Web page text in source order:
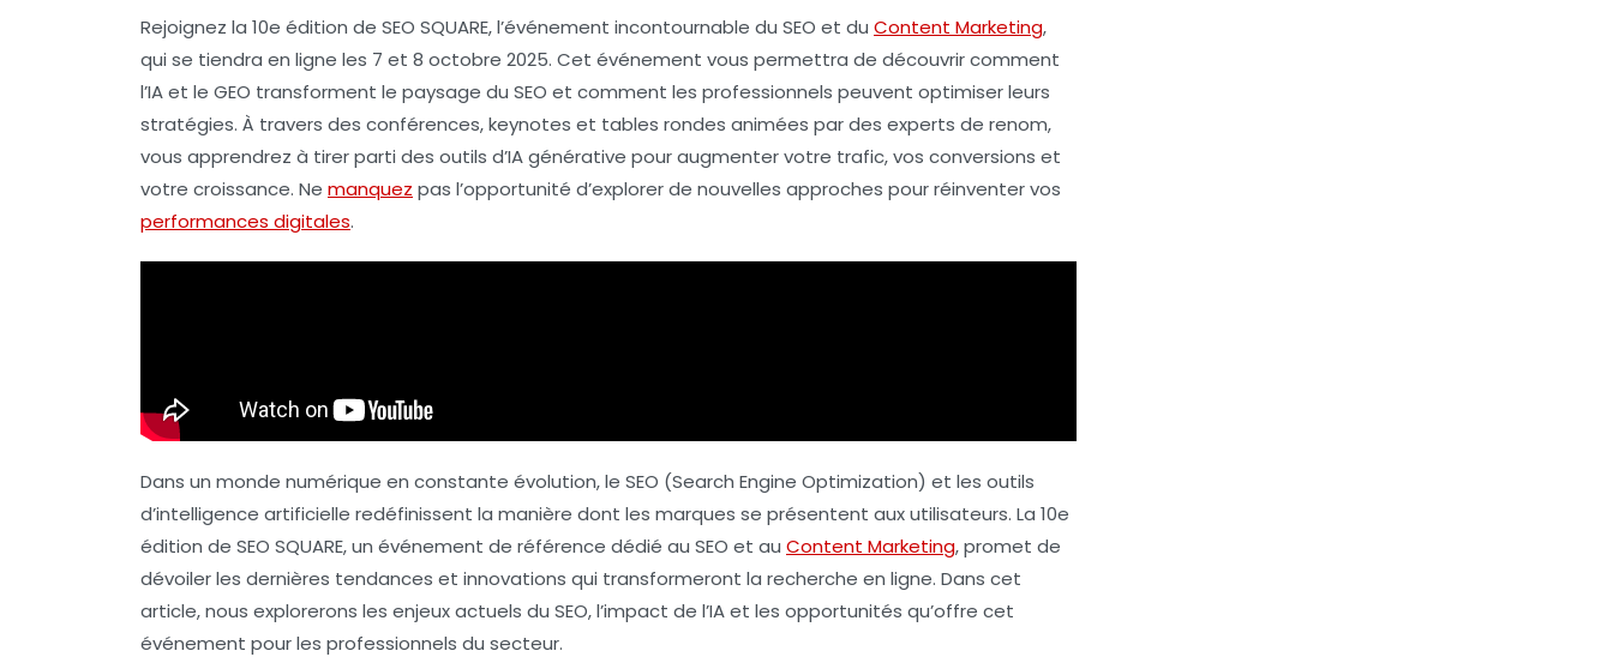
Rejoignez la 10e édition de SEO SQUARE, l’événement incontournable du SEO et du Content Marketing,
qui se tiendra en ligne les 7 et 8 octobre 2025. Cet événement vous permettra de découvrir comment
l’IAet le GEO transforment le paysage du SEO et comment les professionnels peuvent optimiser leurs
stratégies. À travers des conférences, keynotes et tables rondes animées par des experts de renom,
vous apprendrez à tirer parti des outils d’IA générative pour augmenter votre trafic, vos conversions et
votre croissance. Ne manquez pas l’opportunité d’explorer de nouvelles approches pour réinventer vos
performances digitales.
Dans un monde numérique en constante évolution, le SEO (Search Engine Optimization) et les outils
d’intelligence artificielle redéfinissent la manière dont les marques se présentent aux utilisateurs. La 10e
édition de SEO SQUARE, un événement de référence dédié au SEO et au Content Marketing, promet de
dévoiler les dernières tendances et innovations qui transformeront la recherche en ligne. Dans cet
article, nous explorerons les enjeux actuels du SEO, l’impact de l’IA et les opportunités qu’offre cet
événement pour les professionnels du secteur.